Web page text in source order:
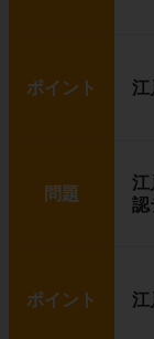
ポイント
問題
認
ポイント